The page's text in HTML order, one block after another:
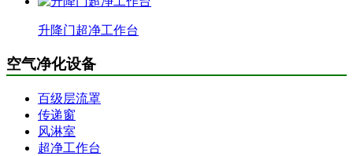
升降门超净工作台
空气净化设备
百级层流罩
传递窗
风淋室
超净工作台